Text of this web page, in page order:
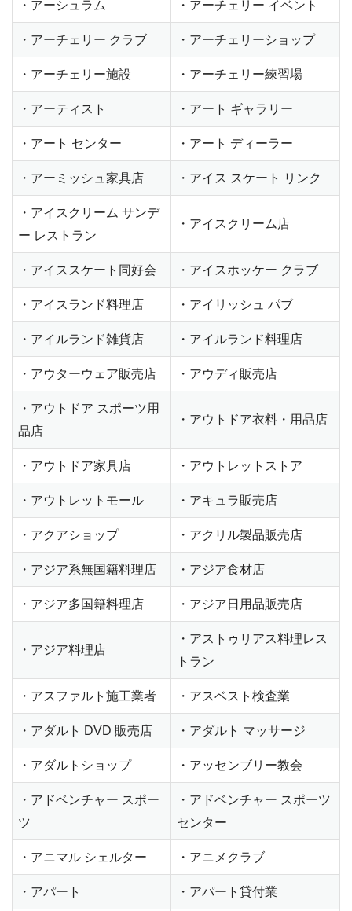
・アーシュラム ・アーチェリー イベント
・アーチェリー クラブ ・アーチェリーショップ
・アーチェリー施設 ・アーチェリー練習場
・アーティスト ・アート ギャラリー
・アート センター ・アート ディーラー
・アーミッシュ家具店 ・アイス スケート リンク
・アイスクリーム サンデ
ー レストラン
・アイスクリーム店
・アイススケート同好会 ・アイスホッケー クラブ
・アイスランド料理店 ・アイリッシュ パブ
・アイルランド雑貨店 ・アイルランド料理店
・アウターウェア販売店 ・アウディ販売店
・アウトドア スポーツ用
品店
・アウトドア衣料・用品店
・アウトドア家具店 ・アウトレットストア
・アウトレットモール ・アキュラ販売店
・アクアショップ ・アクリル製品販売店
・アジア系無国籍料理店 ・アジア食材店
・アジア多国籍料理店 ・アジア日用品販売店
・アジア料理店
・アストゥリアス料理レス
トラン
・アスファルト施工業者 ・アスベスト検査業
・アダルト DVD 販売店 ・アダルト マッサージ
・アダルトショップ ・アッセンブリー教会
・アドベンチャー スポー
ツ
・アドベンチャー スポーツ
センター
・アニマル シェルター ・アニメクラブ
・アパート ・アパート貸付業